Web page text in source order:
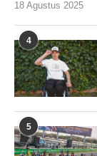
18 Agustus 2025
4
5